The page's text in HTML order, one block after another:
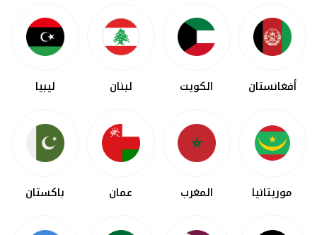
أفغانستان الكويت لبنان ليبيا
موريتانيا المغرب عمان باكستان